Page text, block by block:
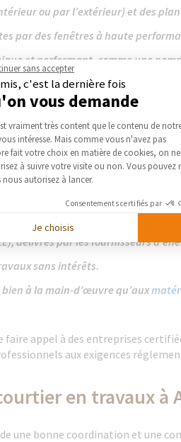
ou par l’extérieur) et des
par des fenêtres à haute
et performant, comme une
comme une VMC
le coût de
énergétique représente un
retrouvons :
% des dépenses, selon les
délivrés par les fournisseurs
sans intérêts.
bien à la main-d’œuvre qu’aux
faire appel à des entreprises
aux exigences
en travaux à
une bonne coordination et une
sans accepter
c'est la dernière fois
vous demande
de Gestion du
vraiment très content que le contenu de
intéresse. Mais comme vous n'avez pas
fait votre choix en matière de cookies, on
à suivre votre visite ou non. Vous pouvez
nous autorisez à lancer.
Consentements certifiés par
Je choisis
Axeptio consent